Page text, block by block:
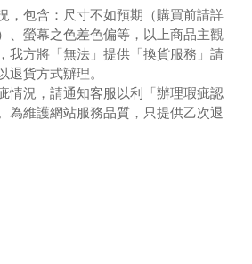
，包含：尺寸不如預期（購買前請詳
、螢幕之色差色偏等，以上商品主觀
我方將 「無法」提供「換貨服務」 請
退貨方式辦理。
情況，請通知客服以利「辦理瑕疵認
為維護網站服務品質，只提供乙次退